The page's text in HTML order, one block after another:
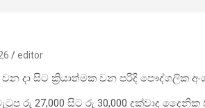
editor
වන දා සිට ක්‍රියාත්මක වන පරිදි පෞද්ගලික
රු 27,000 සිට රු 30,000 දක්වාද